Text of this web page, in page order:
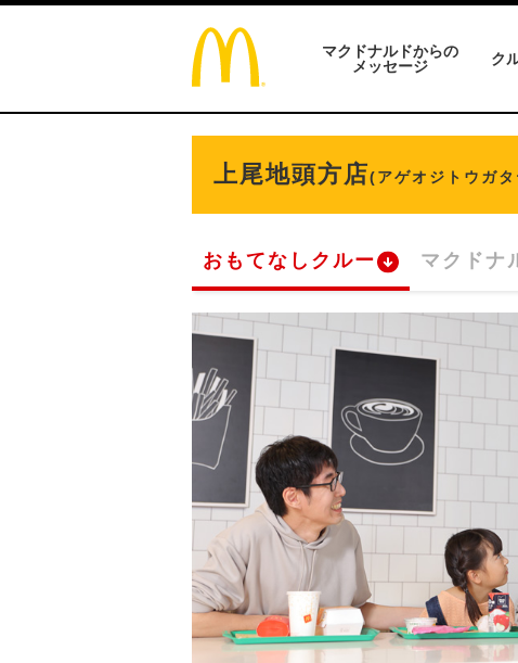
マクドナルドからの
メッセージ
ク
上尾地頭方店(アゲオジトウガタ
おもてなしクルー マクドナ